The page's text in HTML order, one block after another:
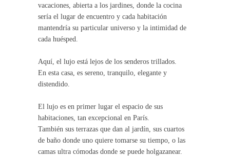
vacaciones, abierta a los jardines, donde la cocina
sería el lugar de encuentro y cada habitación
mantendría su particular universo y la intimidad de
cada huésped.
Aquí, el lujo está lejos de los senderos trillados.
En esta casa, es sereno, tranquilo, elegante y
distendido.
El lujo es en primer lugar el espacio de sus
habitaciones, tan excepcional en París.
También sus terrazas que dan al jardín, sus cuartos
de baño donde uno quiere tomarse su tiempo, o las
camas ultra cómodas donde se puede holgazanear.